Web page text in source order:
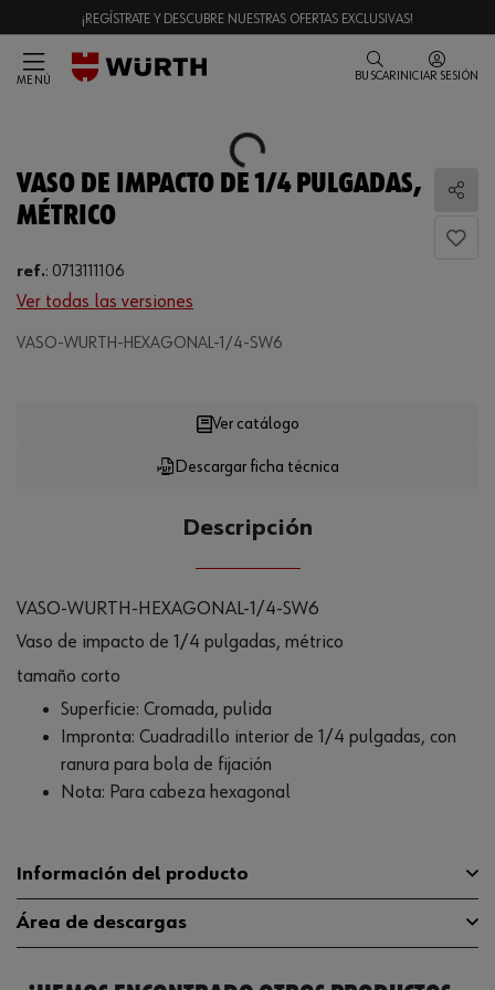
¡REGÍSTRATE Y DESCUBRE NUESTRAS OFERTAS EXCLUSIVAS!
MENÚ BUSCAR INICIAR SESIÓN
Loading...
VASO DE IMPACTO DE 1/4 PULGADAS,
MÉTRICO
ref.: 0713111106
Ver todas las versiones
VASO-WURTH-HEXAGONAL-1/4-SW6
Loading...
Descargar ficha técnica
Ver catálogo
Descripción
VASO-WURTH-HEXAGONAL-1/4-SW6
Vaso de impacto de 1/4 pulgadas, métrico
tamaño corto
Superficie: Cromada, pulida
Impronta: Cuadradillo interior de 1/4 pulgadas, con
ranura para bola de fijación
Nota: Para cabeza hexagonal
Información del producto
Material ST
Área de descargas